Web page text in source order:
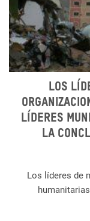
Los
líderes
la
Los líderes de